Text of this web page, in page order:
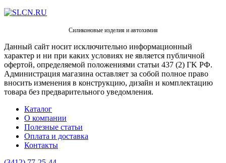
Силиконовые изделия и автохимия
Данный сайт носит исключительно информационный
характер и ни при каких условиях не является публичной
офертой, определяемой положениями статьи 437 (2) ГK РФ.
Администрация магазина оставляет за собой полное право
вносить изменения в конструкцию, дизайн и комплектацию
товара без предварительного уведомления.
Каталог
О компании
Полезные статьи
Оплата и доставка
Контакты